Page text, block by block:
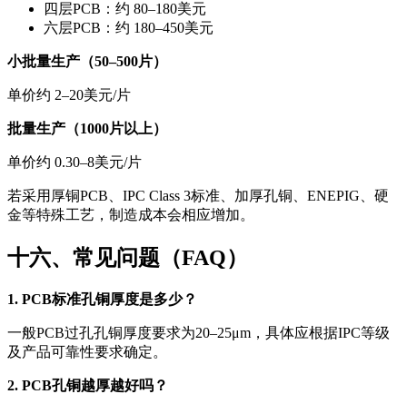
四层PCB：约 80–180美元
六层PCB：约 180–450美元
小批量生产（50–500片）
单价约 2–20美元/片
批量生产（1000片以上）
单价约 0.30–8美元/片
若采用厚铜PCB、IPC Class 3标准、加厚孔铜、ENEPIG、硬
金等特殊工艺，制造成本会相应增加。
十六、常见问题（FAQ）
1. PCB标准孔铜厚度是多少？
一般PCB过孔孔铜厚度要求为20–25μm，具体应根据IPC等级
及产品可靠性要求确定。
2. PCB孔铜越厚越好吗？